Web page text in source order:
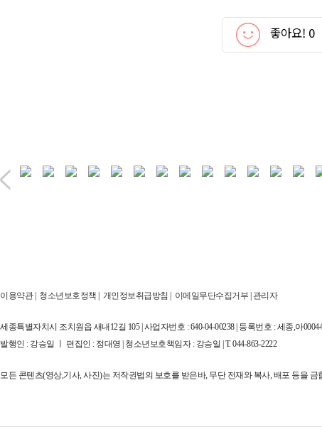
좋아요! 0
이용약관| 청소년보호정책 | 개인정보취급방침 | 이메일무단수집거부 | 관리자
세종특별자치시 조치원읍 새내12길 105 | 사업자번호 : 640-04-00238 | 등록번호 : 세종,아
발행인 : 강승일 ㅣ 편집인 : 정대영 | 청소년보호책임자 : 강승일 | T. 044-863-2222
모든 콘텐츠(영상,기사, 사진)는 저작권법의 보호를 받은바, 무단 전